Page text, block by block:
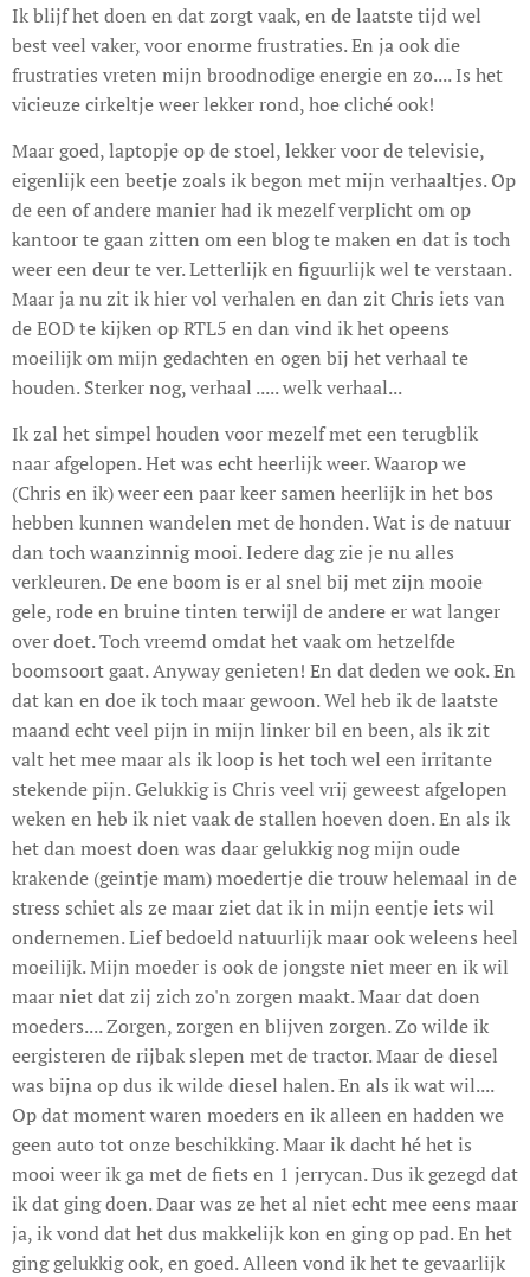
Ik blijf het doen en dat zorgt vaak, en de laatste tijd wel
best veel vaker, voor enorme frustraties. En ja ook die
frustraties vreten mijn broodnodige energie en zo.... Is het
vicieuze cirkeltje weer lekker rond, hoe cliché ook!
Maar goed, laptopje op de stoel, lekker voor de televisie,
eigenlijk een beetje zoals ik begon met mijn verhaaltjes. Op
de een of andere manier had ik mezelf verplicht om op
kantoor te gaan zitten om een blog te maken en dat is toch
weer een deur te ver. Letterlijk en figuurlijk wel te verstaan.
Maar ja nu zit ik hier vol verhalen en dan zit Chris iets van
de EOD te kijken op RTL5 en dan vind ik het opeens
moeilijk om mijn gedachten en ogen bij het verhaal te
houden. Sterker nog, verhaal ..... welk verhaal...
Ik zal het simpel houden voor mezelf met een terugblik
naar afgelopen. Het was echt heerlijk weer. Waarop we
(Chris en ik) weer een paar keer samen heerlijk in het bos
hebben kunnen wandelen met de honden. Wat is de natuur
dan toch waanzinnig mooi. Iedere dag zie je nu alles
verkleuren. De ene boom is er al snel bij met zijn mooie
gele, rode en bruine tinten terwijl de andere er wat langer
over doet. Toch vreemd omdat het vaak om hetzelfde
boomsoort gaat. Anyway genieten! En dat deden we ook. En
dat kan en doe ik toch maar gewoon. Wel heb ik de laatste
maand echt veel pijn in mijn linker bil en been, als ik zit
valt het mee maar als ik loop is het toch wel een irritante
stekende pijn. Gelukkig is Chris veel vrij geweest afgelopen
weken en heb ik niet vaak de stallen hoeven doen. En als ik
het dan moest doen was daar gelukkig nog mijn oude
krakende (geintje mam) moedertje die trouw helemaal in de
stress schiet als ze maar ziet dat ik in mijn eentje iets wil
ondernemen. Lief bedoeld natuurlijk maar ook weleens heel
moeilijk. Mijn moeder is ook de jongste niet meer en ik wil
maar niet dat zij zich zo'n zorgen maakt. Maar dat doen
moeders.... Zorgen, zorgen en blijven zorgen. Zo wilde ik
eergisteren de rijbak slepen met de tractor. Maar de diesel
was bijna op dus ik wilde diesel halen. En als ik wat wil....
Op dat moment waren moeders en ik alleen en hadden we
geen auto tot onze beschikking. Maar ik dacht hé het is
mooi weer ik ga met de fiets en 1 jerrycan. Dus ik gezegd dat
ik dat ging doen. Daar was ze het al niet echt mee eens maar
ja, ik vond dat het dus makkelijk kon en ging op pad. En het
ging gelukkig ook, en goed. Alleen vond ik het te gevaarlijk